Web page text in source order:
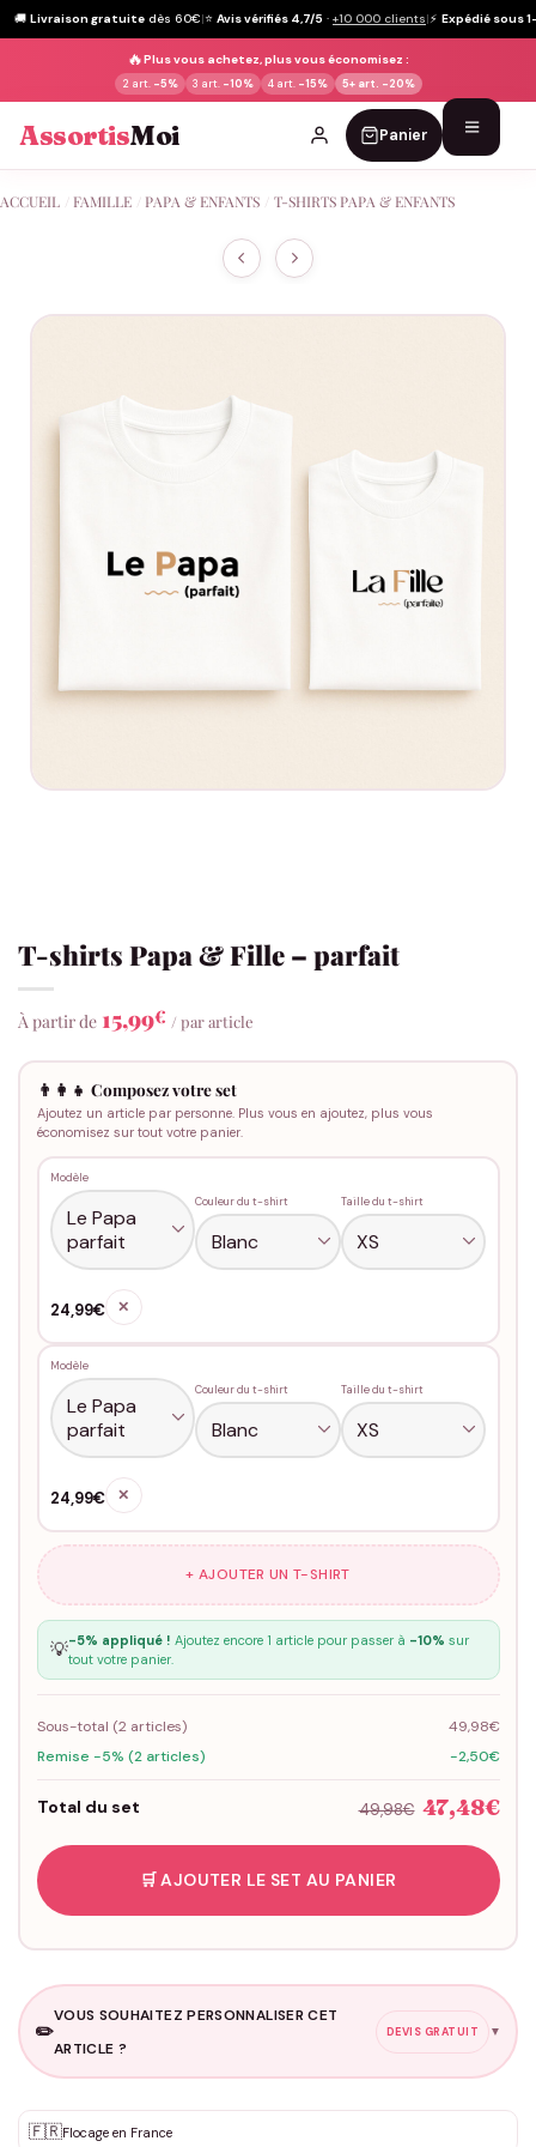
🚚 Livraison gratuite dès 60€|⭐ Avis vérifiés 4,7/5 · +10 000 clients|⚡ Expédié sous
🔥Plus vous achetez, plus vous économisez :
2 art. -5% 3 art. -10% 4 art. -15% 5+ art. -20%
AssortisMoi Panier
au
ACCUEIL FAMILLE PAPA & ENFANTS T-SHIRTS PAPA & ENFANTS
T-shirts Papa & Fille – parfait
À partir de 15,99€ / par article
👨‍👩‍👧 Composez votre set
Ajoutez un article par personne. Plus vous en ajoutez, plus vous
économisez sur tout votre panier.
Modèle
Couleur du t-shirt
Taille du t-shirt
24,99€ ✕
Modèle
Couleur du t-shirt
Taille du t-shirt
24,99€ ✕
+ AJOUTER UN T-SHIRT
💡-5% appliqué ! Ajoutez encore 1 article pour passer à -10% sur
tout votre panier.
Sous-total (2articles)
49,98€
Remise -5% (2 articles)
-2,50€
Total du set 49,98€ 47,48€
🛒 AJOUTER LE SET AU PANIER
✏️
VOUS SOUHAITEZ PERSONNALISER CET
ARTICLE ?
DEVIS GRATUIT ▼
✨ Personnalisation sur mesure
🇫🇷Flocage en France